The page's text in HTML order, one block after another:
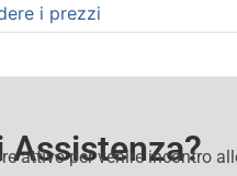
i prezzi
Assistenza?
attivo per venire incontro